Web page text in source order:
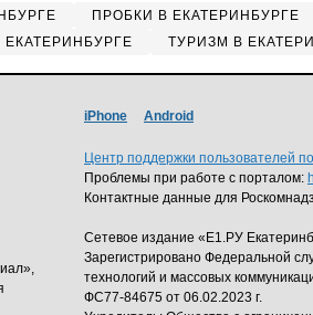
ПРОБКИ В ЕКАТЕРИНБУРГЕ
ТУРИЗМ В
iPhone Android
Центр поддержки пользователей
Проблемы при работе с порталом:
Контактные данные для
Сетевое издание «Е1.РУ
Зарегистрировано Федеральной
технологий и массовых
ФС77-84675 от 06.02.2023 г.